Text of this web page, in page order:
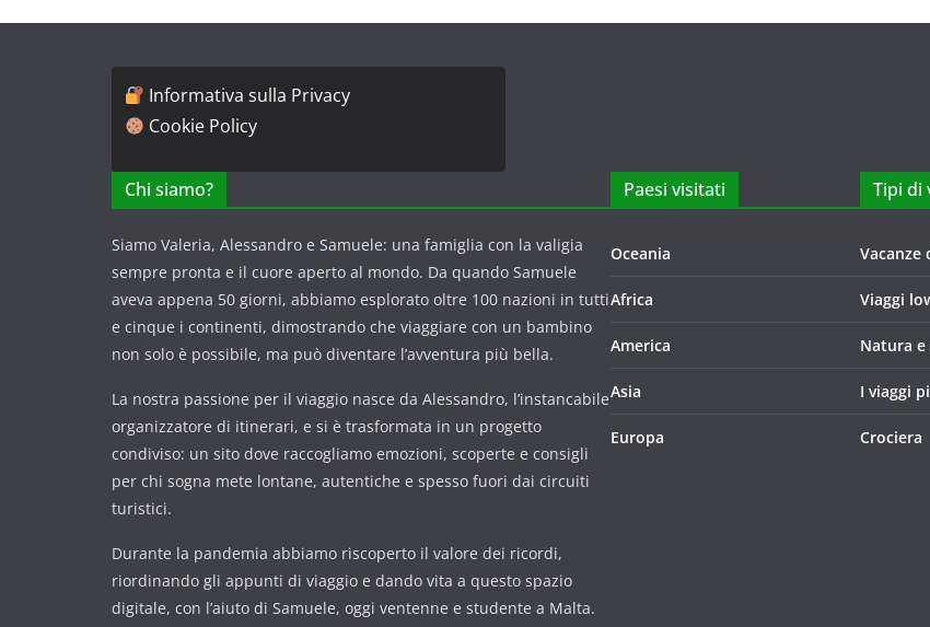
Informativa sulla Privacy
Cookie Policy
Chi siamo?
Siamo Valeria, Alessandro e Samuele: una famiglia con la valigia
sempre pronta e il cuore aperto al mondo. Da quando Samuele
aveva appena 50 giorni, abbiamo esplorato oltre 100 nazioni in tutti
e cinque i continenti, dimostrando che viaggiare con un bambino
non solo è possibile, ma può diventare l’avventura più bella.
La nostra passione per il viaggio nasce da Alessandro, l’instancabile
organizzatore di itinerari, e si è trasformata in un progetto
condiviso: un sito dove raccogliamo emozioni, scoperte e consigli
per chi sogna mete lontane, autentiche e spesso fuori dai circuiti
turistici.
Durante la pandemia abbiamo riscoperto il valore dei ricordi,
riordinando gli appunti di viaggio e dando vita a questo spazio
digitale, con l’aiuto di Samuele, oggi ventenne e studente a Malta.
Paesi visitati
Oceania
Africa
America
Asia
Europa
Tipi di
Vacanze
Viaggi
Natura
I viaggi
Crociera